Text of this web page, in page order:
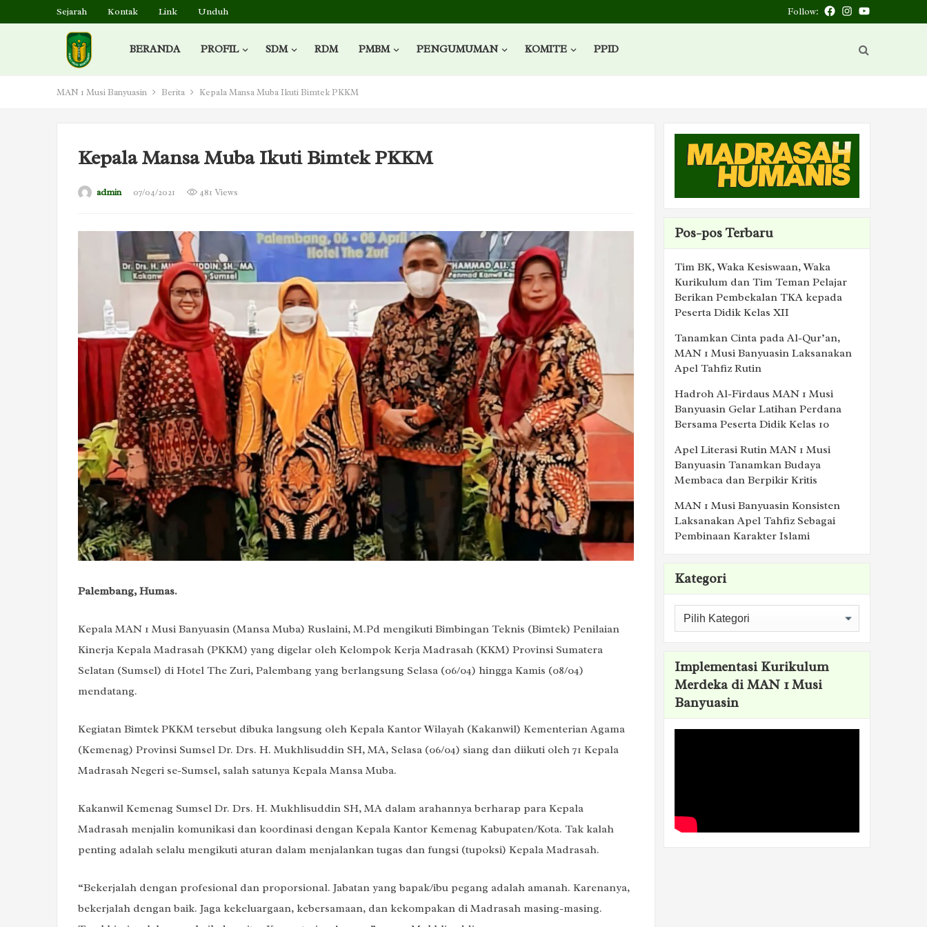
Sejarah Kontak Link Unduh Follow: Facebook
Instagram
You
BERANDA PROFIL SDM RDM PMBM PENGUMUMAN KOMITE PPID
MAN 1 Musi Banyuasin Berita Kepala Mansa Muba Ikuti Bimtek PKKM
Kepala Mansa Muba Ikuti Bimtek PKKM
admin 07/04/2021 481 Views
Palembang, Humas.
Kepala MAN 1 Musi Banyuasin (Mansa Muba) Ruslaini, M.Pd mengikuti Bimbingan Teknis (Bimtek) Penilaian
Kinerja Kepala Madrasah (PKKM) yang digelar oleh Kelompok Kerja Madrasah (KKM) Provinsi Sumatera
Selatan (Sumsel) di Hotel The Zuri, Palembang yang berlangsung Selasa (06/04) hingga Kamis (08/04)
mendatang.
Kegiatan Bimtek PKKM tersebut dibuka langsung oleh Kepala Kantor Wilayah (Kakanwil) Kementerian Agama
(Kemenag) Provinsi Sumsel Dr. Drs. H. Mukhlisuddin SH, MA, Selasa (06/04) siang dan diikuti oleh 71 Kepala
Madrasah Negeri se-Sumsel, salah satunya Kepala Mansa Muba.
Kakanwil Kemenag Sumsel Dr. Drs. H. Mukhlisuddin SH, MA dalam arahannya berharap para Kepala
Madrasah menjalin komunikasi dan koordinasi dengan Kepala Kantor Kemenag Kabupaten/Kota. Tak kalah
penting adalah selalu mengikuti aturan dalam menjalankan tugas dan fungsi (tupoksi) Kepala Madrasah.
“Bekerjalah dengan profesional dan proporsional. Jabatan yang bapak/ibu pegang adalah amanah. Karenanya,
bekerjalah dengan baik. Jaga kekeluargaan, kebersamaan, dan kekompakan di Madrasah masing-masing.
Pos-pos Terbaru
Tim BK, Waka Kesiswaan, Waka
Kurikulum dan Tim Teman Pelajar
Berikan Pembekalan TKA kepada
Peserta Didik Kelas XII
Tanamkan Cinta pada Al-Qur’an,
MAN 1 Musi Banyuasin Laksanakan
Apel Tahfiz Rutin
Hadroh Al-Firdaus MAN 1 Musi
Banyuasin Gelar Latihan Perdana
Bersama Peserta Didik Kelas 10
Apel Literasi Rutin MAN 1 Musi
Banyuasin Tanamkan Budaya
Membaca dan Berpikir Kritis
MAN 1 Musi Banyuasin Konsisten
Laksanakan Apel Tahfiz Sebagai
Pembinaan Karakter Islami
Kategori
Kategori
Implementasi Kurikulum
Merdeka di MAN 1 Musi
Banyuasin